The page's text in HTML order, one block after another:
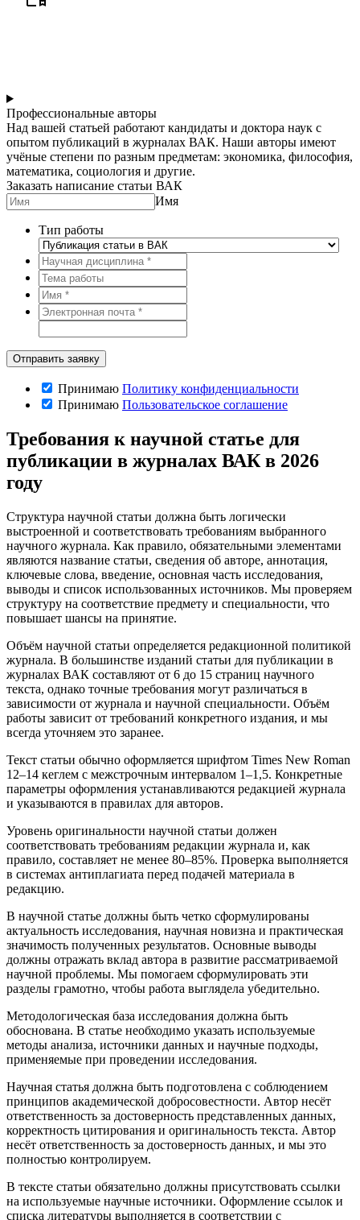
Профессиональные авторы
Над вашей статьей работают кандидаты и доктора наук с
опытом публикаций в журналах ВАК. Наши авторы имеют
учёные степени по разным предметам: экономика, философия,
математика, социология и другие.
Заказать написание статьи ВАК
Имя
Тип работы
Принимаю Политику конфиденциальности
Принимаю Пользовательское соглашение
Требования к научной статье для
публикации в журналах ВАК в 2026
году
Структура научной статьи должна быть логически
выстроенной и соответствовать требованиям выбранного
научного журнала. Как правило, обязательными элементами
являются название статьи, сведения об авторе, аннотация,
ключевые слова, введение, основная часть исследования,
выводы и список использованных источников. Мы проверяем
структуру на соответствие предмету и специальности, что
повышает шансы на принятие.
Объём научной статьи определяется редакционной политикой
журнала. В большинстве изданий статьи для публикации в
журналах ВАК составляют от 6 до 15 страниц научного
текста, однако точные требования могут различаться в
зависимости от журнала и научной специальности. Объём
работы зависит от требований конкретного издания, и мы
всегда уточняем это заранее.
Текст статьи обычно оформляется шрифтом Times New Roman
12–14 кеглем с межстрочным интервалом 1–1,5. Конкретные
параметры оформления устанавливаются редакцией журнала
и указываются в правилах для авторов.
Уровень оригинальности научной статьи должен
соответствовать требованиям редакции журнала и, как
правило, составляет не менее 80–85%. Проверка выполняется
в системах антиплагиата перед подачей материала в
редакцию.
В научной статье должны быть четко сформулированы
актуальность исследования, научная новизна и практическая
значимость полученных результатов. Основные выводы
должны отражать вклад автора в развитие рассматриваемой
научной проблемы. Мы помогаем сформулировать эти
разделы грамотно, чтобы работа выглядела убедительно.
Методологическая база исследования должна быть
обоснована. В статье необходимо указать используемые
методы анализа, источники данных и научные подходы,
применяемые при проведении исследования.
Научная статья должна быть подготовлена с соблюдением
принципов академической добросовестности. Автор несёт
ответственность за достоверность представленных данных,
корректность цитирования и оригинальность текста. Автор
несёт ответственность за достоверность данных, и мы это
полностью контролируем.
В тексте статьи обязательно должны присутствовать ссылки
на используемые научные источники. Оформление ссылок и
списка литературы выполняется в соответствии с